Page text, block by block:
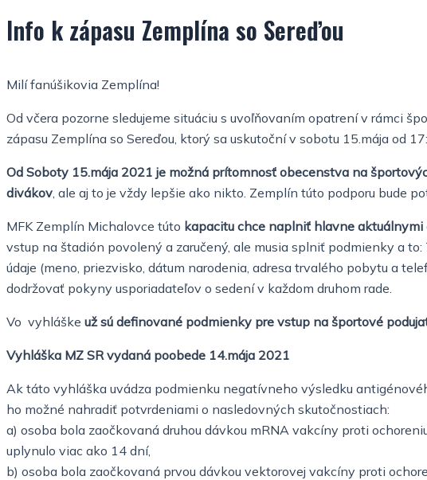
Info k zápasu Zemplína so Sereďou
Milí fanúšikovia Zemplína!
Od včera pozorne sledujeme situáciu s uvoľňovaním opatrení v rámci
zápasu Zemplína so Sereďou, ktorý sa uskutoční v sobotu 15.mája od
Od Soboty 15.mája 2021 je možná prítomnosť obecenstva na
divákov , ale aj to je vždy lepšie ako nikto. Zemplín túto podporu bude
MFK Zemplín Michalovce túto kapacitu chce naplniť hlavne
vstup na štadión povolený a zaručený, ale musia splniť podmienky a
údaje (meno, priezvisko, dátum narodenia, adresa trvalého pobytu a
dodržovať pokyny usporiadateľov o sedení v každom druhom rade.
Vo vyhláške už sú definované podmienky pre vstup na športové
Vyhláška MZ SR vydaná poobede 14.mája 2021
Ak táto vyhláška uvádza podmienku negatívneho výsledku
ho možné nahradiť potvrdeniami o nasledovných skutočnostiach:
a) osoba bola zaočkovaná druhou dávkou mRNA vakcíny proti
uplynulo viac ako 14 dní,
b) osoba bola zaočkovaná prvou dávkou vektorovej vakcíny proti